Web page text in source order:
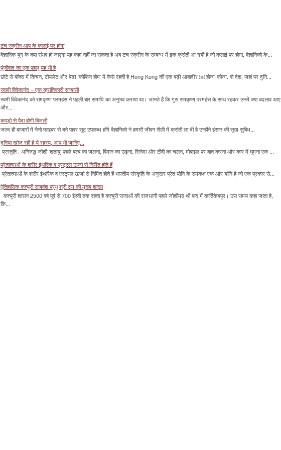
टच स्क्रीन आप के कलाई पर होगा
वैज्ञानिक युग के क्या संभव हो जाएगा यह कहा नहीं जा सकता है अब टच स्क्रीन के सम्बन्ध में इक क्रांती आ गयी है जो कलाई पर होगा, वैज्ञानिको के...
पूंजीवाद का एक पहलू यह भी है
छोटे से बॉक्‍स में किचन, टॉयलेट और बेड! 'कॉफिन होम' में कैसे रहती है Hong Kong की एक बड़ी आबादी? ￼ होन्ग-कोन्ग. वो देश, जहां पर दुनि...
स्वामी विवेकानंद – एक क्रांतिकारी सन्यासी
स्वमी विवेकानंद को रामकृष्ण परमहंस ने पहली बार समाधि का अनुभव कराया था। जानते हैं कि गुरु रामकृष्ण परमहंस के साथ रहकर उनमें क्या बदलाव आए
और...
कपड़ो से पैदा होगी बिजली
जल्द ही बाजारों में नैनो फाइबर से बने पावर सूट उपलब्ध होंगे वैज्ञानिको ने हमारी जीवन सैली में क्रांती ला दी है उन्होंने इंसान की सुख सुबिध...
दुनिया खोज रही है ये रहस्य, आप भी जानिए...
प्रस्तुति : अनिरुद्ध जोशी 'शतायु' पहले बल्ब का जलना, विमान का उड़ना, सिनेमा और टीवी का चलन, मोबाइल पर बात करना और कार में घूमना एक ...
प्रेतात्माओं के शरीर ईथरिक व एस्ट्रल ऊर्जा से निर्मित होते हैं
प्रेतात्माओं के शरीर ईथरिक व एस्ट्रल ऊर्जा से निर्मित होते हैं भारतीय संस्कृति के अनुसार प्रेत योनि के समकक्ष एक और योनि है जो एक प्रकार से...
ऐतिहासिक कत्यूरी राजवंश प्रभु श्री राम की मुख्य शाखा
कत्यूरी शासन 2500 वर्ष पूर्व से 700 ईस्वी तक रहता है कत्यूरी राजाओं की राजधानी पहले जोशीमठ थी बाद में कार्तिकेयपुर। उस समय कहा जाता है,
कि...